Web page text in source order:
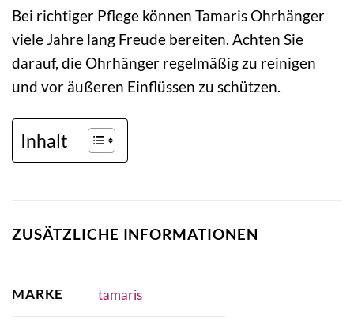
Bei richtiger Pflege können Tamaris Ohrhänger
viele Jahre lang Freude bereiten. Achten Sie
darauf, die Ohrhänger regelmäßig zu reinigen
und vor äußeren Einflüssen zu schützen.
Inhalt
ZUSÄTZLICHE INFORMATIONEN
MARKE tamaris